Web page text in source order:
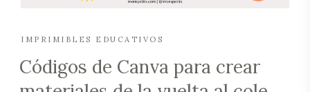
IMPRIMIBLES EDUCATIVOS
Códigos de Canva para crear